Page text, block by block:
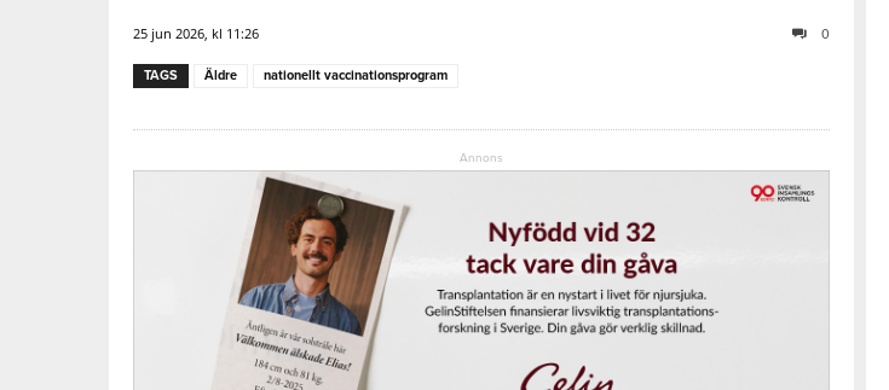
25 jun 2026, kl 11:26 0
TAGS Äldre nationellt vaccinationsprogram
Annons